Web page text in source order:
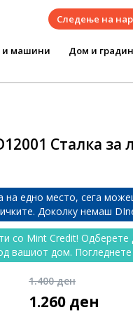
Следење на
и машини Дом и
Сталка за
на едно место, сега
Доколку немаш
со Mint Credit! Одберете
вашиот дом.
1.400 ден
1.260 ден